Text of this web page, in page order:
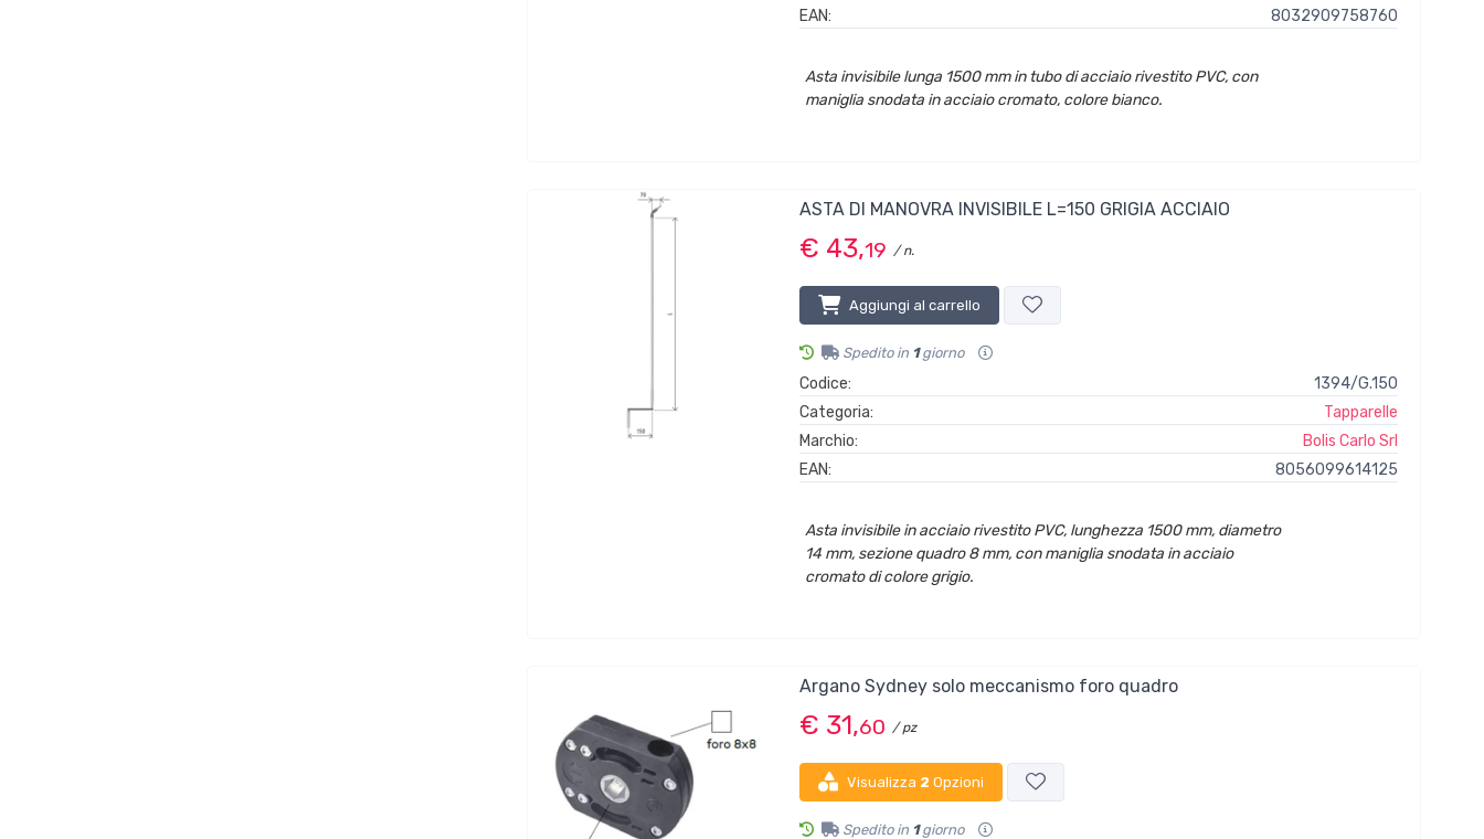
EAN: 8032909758760
Asta invisibile lunga 1500 mm in tubo di acciaio rivestito PVC, con
maniglia snodata in acciaio cromato, colore bianco.
ASTA DI MANOVRA INVISIBILE L=150 GRIGIA ACCIAIO
€ 43,19 / n.
Aggiungi al carrello
Spedito in 1giorno
Codice:
1394/G.150
Categoria:
Tapparelle
Marchio:
Bolis Carlo Srl
EAN:
8056099614125
Asta invisibile in acciaio rivestito PVC, lunghezza 1500 mm, diametro
14 mm, sezione quadro 8 mm, con maniglia snodata in acciaio
cromato di colore grigio.
Argano Sydney solo meccanismo foro quadro
€ 31,60 / pz
Visualizza 2 Opzioni
Spedito in 1giorno